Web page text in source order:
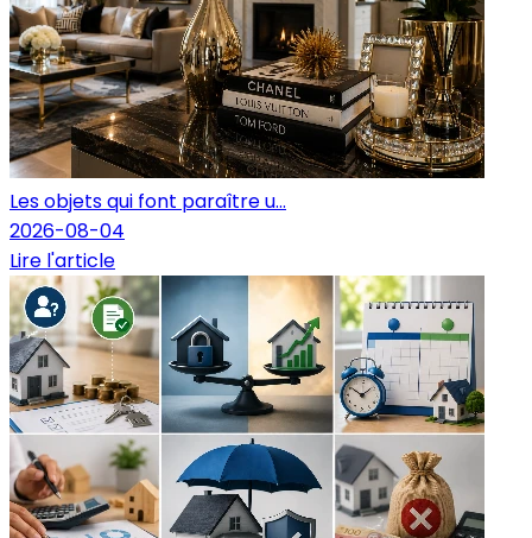
Les objets qui font paraître u...
2026-08-04
Lire l'article